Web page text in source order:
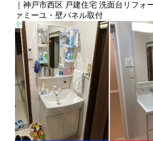
｜神戸市西区 戸建住宅 洗面台リフォ
ァミーユ・壁パネル取付